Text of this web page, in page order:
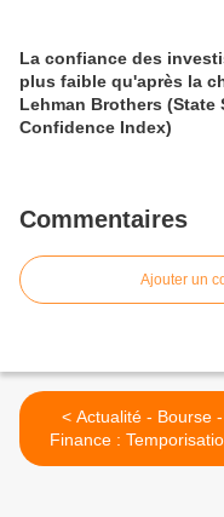
La confiance des
plus faible qu'après la
Lehman Brothers (State
Confidence Index)
Commentaires
Ajouter un
< Actualité - Bourse -
Finance : Temporisation
sous les 5700